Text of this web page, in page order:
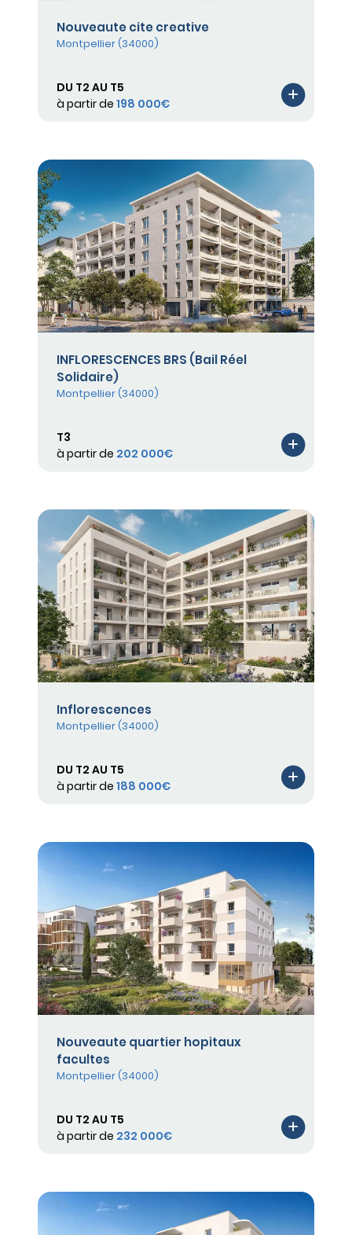
Nouveaute cite creative
Montpellier (34000)
DU T2 AU T5
à partir de 198 000€
INFLORESCENCES BRS (Bail Réel
Solidaire)
Montpellier (34000)
T3
à partir de 202 000€
Inflorescences
Montpellier (34000)
DU T2 AU T5
à partir de 188 000€
Nouveaute quartier hopitaux
facultes
Montpellier (34000)
DU T2 AU T5
à partir de 232 000€